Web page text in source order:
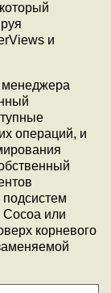
и
менеджера
операций, и
Cocoa или
корневого